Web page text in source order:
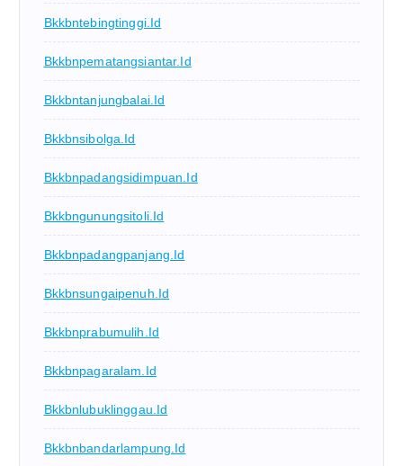
Bkkbntebingtinggi.id
Bkkbnpematangsiantar.id
Bkkbntanjungbalai.id
Bkkbnsibolga.id
Bkkbnpadangsidimpuan.id
Bkkbngunungsitoli.id
Bkkbnpadangpanjang.id
Bkkbnsungaipenuh.id
Bkkbnprabumulih.id
Bkkbnpagaralam.id
Bkkbnlubuklinggau.id
Bkkbnbandarlampung.id